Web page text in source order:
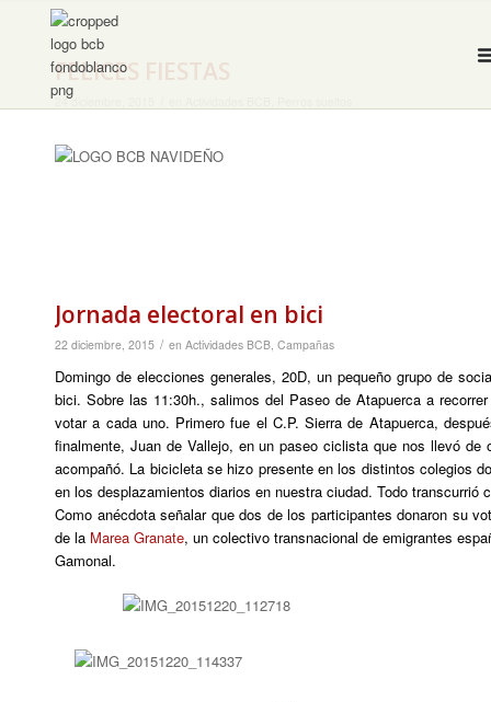
FELICES FIESTAS
24 diciembre, 2015
Jornada electoral en bici
22 diciembre, 2015 / en Actividades BCB, Campañas
Domingo de elecciones generales, 20D, un pequeño grupo de
bici. Sobre las 11:30h., salimos del Paseo de Atapuerca a
votar a cada uno. Primero fue el C.P. Sierra de Atapuerca,
finalmente, Juan de Vallejo, en un paseo ciclista que nos llevó
acompañó. La bicicleta se hizo presente en los distintos colegios
en los desplazamientos diarios en nuestra ciudad. Todo transcurrió
Como anécdota señalar que dos de los participantes donaron su
de la Marea Granate, un colectivo transnacional de emigrantes
Gamonal.